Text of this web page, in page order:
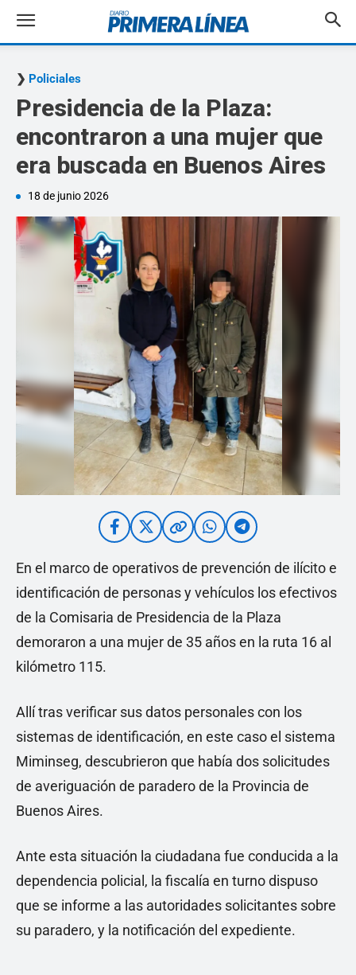
Policiales
Presidencia de la Plaza:
encontraron a una mujer que
era buscada en Buenos Aires
18 de junio 2026
En el marco de operativos de prevención de ilícito e
identificación de personas y vehículos los efectivos
de la Comisaria de Presidencia de la Plaza
demoraron a una mujer de 35 años en la ruta 16 al
kilómetro 115.
Allí tras verificar sus datos personales con los
sistemas de identificación, en este caso el sistema
Miminseg, descubrieron que había dos solicitudes
de averiguación de paradero de la Provincia de
Buenos Aires.
Ante esta situación la ciudadana fue conducida a la
dependencia policial, la fiscalía en turno dispuso
que se informe a las autoridades solicitantes sobre
su paradero, y la notificación del expediente.